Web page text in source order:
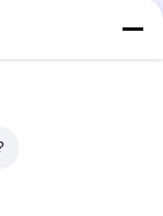
ΠΣΤ στόλου
οχημάτων,